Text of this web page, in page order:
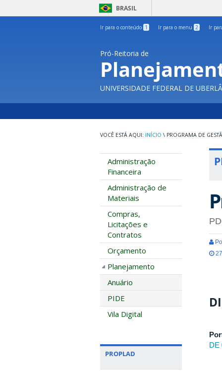
BRASIL
Ir para o conteúdo 1 Ir para o menu 2 Ir
Pró-Reitoria de
UNIVERSIDADE FEDERAL DE
INÍCIO \ PROGRAMA DE
Administração
Financeira
Administração de
Materiais
Compras,
Licitações e
Contratos
Orçamento
Planejamento
Anuário
PIDE
Vila Digital
PROPLAD
DE